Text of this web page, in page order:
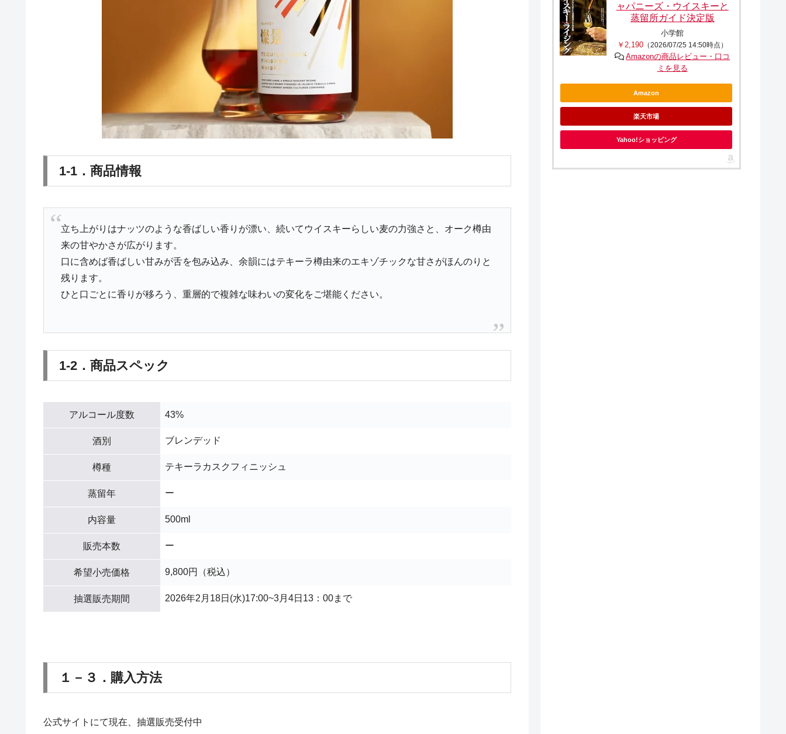
1-1．商品情報
立ち上がりはナッツのような香ばしい香りが漂い、続いてウイスキーらしい麦の力強さと、オーク樽由
来の甘やかさが広がります。
口に含めば香ばしい甘みが舌を包み込み、余韻にはテキーラ樽由来のエキゾチックな甘さがほんのりと
残ります。
ひと口ごとに香りが移ろう、重層的で複雑な味わいの変化をご堪能ください。
1-2．商品スペック
アルコール度数 43%
酒別 ブレンデッド
樽種 テキーラカスクフィニッシュ
蒸留年 ー
内容量 500ml
販売本数 ー
希望小売価格 9,800円（税込）
抽選販売期間 2026年2月18日(水)17:00~3月4日13：00まで
１－３．購入方法
公式サイトにて現在、抽選販売受付中
ャパニーズ・ウイスキーと
蒸留所ガイド決定版
小学館
￥2,190 （2026/07/25 14:50時点）
Amazonの商品レビュー・口コ
ミを見る
Amazon
楽天市場
Yahoo!ショッピング